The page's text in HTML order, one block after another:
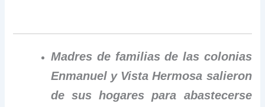
Madres de familias de las colonias
Enmanuel y Vista Hermosa salieron
de sus hogares para abastecerse